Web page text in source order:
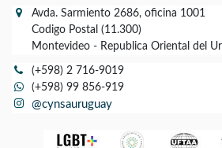
Avda. Sarmiento 2686, oficina 1001
Codigo Postal (11.300)
Montevideo - Republica Oriental del
(+598) 2 716-9019
(+598) 99 856-919
@cynsauruguay